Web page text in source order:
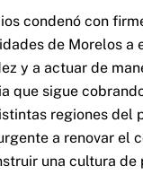
condenó con
de Morelos a
y a actuar de
que sigue
regiones del
a renovar el
una cultura de